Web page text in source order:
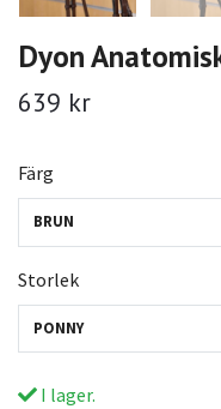
Dyon
639 kr
Färg
BRUN
Storlek
PONNY
I lager.